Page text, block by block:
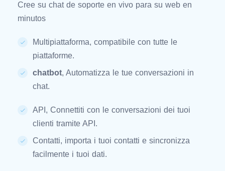
Cree su chat de soporte en vivo para su web en
minutos
Multipiattaforma, compatibile con tutte le
piattaforme.
chatbot, Automatizza le tue conversazioni in
chat.
API, Connettiti con le conversazioni dei tuoi
clienti tramite API.
Contatti, importa i tuoi contatti e sincronizza
facilmente i tuoi dati.